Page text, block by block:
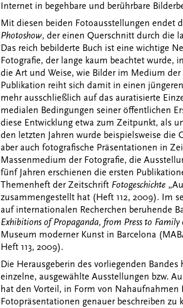
Internet in begehbare und berührbare
Mit diesen beiden Fotoausstellungen endet
Photoshow, der einen Querschnitt durch die
Das reich bebilderte Buch ist eine wichtige
Fotografie, der lange kaum beachtet
die Art und Weise, wie Bilder im Medium
Publikation reiht sich damit in einen
mehr ausschließlich auf das auratisierte
medialen Bedingungen seiner öffentlichen
diese Entwicklung etwa zum Zeitpunkt, als
den letzten Jahren wurde beispielsweise die
aber auch fotografische Präsentationen in
Massenmedium der Fotografie, die
fünf Jahren erschienen die ersten
Themenheft der Zeitschrift Fotogeschichte
zusammengestellt hat (Heft 112, 2009). Im
auf internationalen Recherchen beruhende
Exhibitions of Propaganda, from Press to Family
Museum moderner Kunst in Barcelona
Heft 113, 2009).
Die Herausgeberin des vorliegenden
einzelne, ausgewählte Ausstellungen bzw.
hat den Vorteil, in Form von
Fotopräsentationen genauer beschreiben